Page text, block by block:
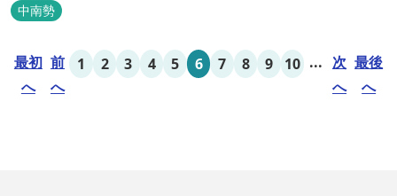
中南勢
最初
へ
前
へ
1 2 3 4 5 6 7 8 9 10 ... 次
へ
最後
へ